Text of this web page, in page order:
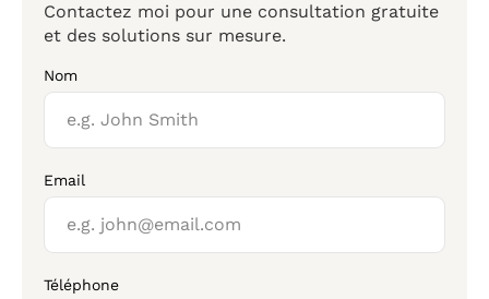
Contactez moi pour une consultation gratuite
et des solutions sur mesure.
Nom
Email
Téléphone